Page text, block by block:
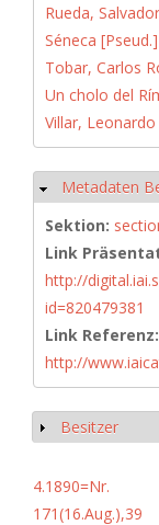
Rueda, Salvador
Séneca [Pseud.]
Tobar, Carlos
Un cholo del
Villar, Leonardo
Ausblenden
Metadaten
Sektion:
Link
http://
id=820479381
Link Referenz:
http://
Anzeigen
Besitzer
4.1890=Nr.
171(16.Aug.),39